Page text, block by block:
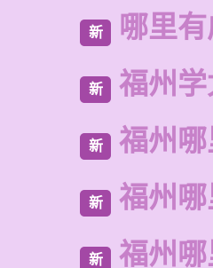
新 哪里
新 福州
新 福州
新 福州
新 福州